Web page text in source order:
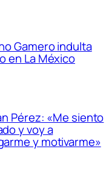
Gamero indulta
en La México
Pérez: «Me siento
y voy a
y motivarme»